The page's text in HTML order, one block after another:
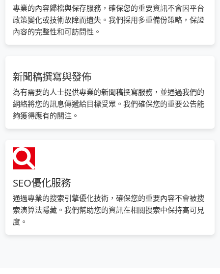
專業的內容歸檔與保存服務，確保您的重要資訊不會因平台
政策變化或技術故障而遺失。我們採用多重備份策略，保證
內容的完整性和可訪問性。
新聞稿撰寫與發佈
為有需要的人士提供專業的新聞稿撰寫服務，並通過我們的
網絡將您的訊息傳遞給目標受眾。我們確保您的重要公告能
夠獲得應有的關注。
SEO優化服務
通過專業的搜索引擎優化技術，確保您的重要內容不會被搜
索演算法隱藏。我們幫助您的資訊在相關搜索中保持高可見
度。